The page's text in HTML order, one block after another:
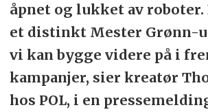
åpnet og lukket av roboter.
et distinkt Mester Grønn-
vi kan bygge videre på i
kampanjer, sier kreatør
hos POL, i en